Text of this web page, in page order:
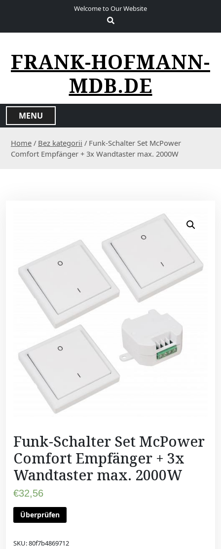
Welcome to Our Website
FRANK-HOFMANN-
MDB.DE
MENU
Home / Bez kategorii / Funk-Schalter Set McPower
Comfort Empfänger + 3x Wandtaster max. 2000W
Funk-Schalter Set McPower
Comfort Empfänger + 3x
Wandtaster max. 2000W
€32,56
Überprüfen
SKU:80f7b4869712